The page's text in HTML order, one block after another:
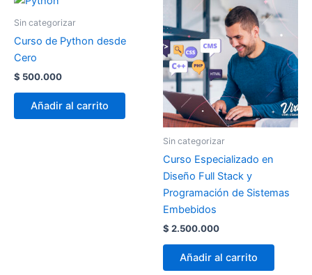
Sin categorizar
Curso de Python desde
Cero
$ 500.000
Añadir al carrito
Sin categorizar
Curso Especializado en
Diseño Full Stack y
Programación de Sistemas
Embebidos
$ 2.500.000
Añadir al carrito